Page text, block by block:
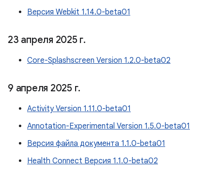
Версия Webkit 1.14.0-beta01
23 апреля 2025 г.
Core-Splashscreen Version 1.2.0-beta02
9 апреля 2025 г.
Activity Version 1.11.0-beta01
Annotation-Experimental Version 1.5.0-beta01
Версия файла документа 1.1.0-beta01
Health Connect Версия 1.1.0-beta02